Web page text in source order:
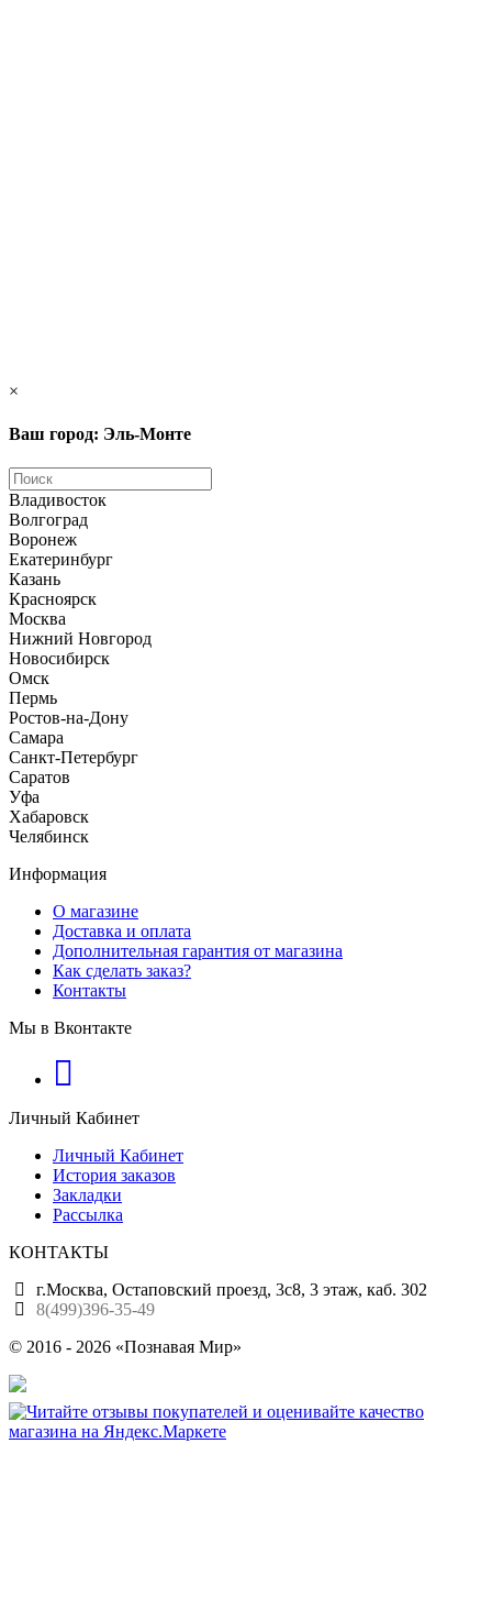
×
Ваш город: Эль-Монте
Владивосток
Волгоград
Воронеж
Екатеринбург
Казань
Красноярск
Москва
Нижний Новгород
Новосибирск
Омск
Пермь
Ростов-на-Дону
Самара
Санкт-Петербург
Саратов
Уфа
Хабаровск
Челябинск
Информация
О магазине
Доставка и оплата
Дополнительная гарантия от магазина
Как сделать заказ?
Контакты
Мы в Вконтакте
Личный Кабинет
Личный Кабинет
История заказов
Закладки
Рассылка
КОНТАКТЫ
г.Москва, Остаповский проезд, 3с8, 3 этаж, каб. 302
8(499)396-35-49
© 2016 - 2026 «Познавая Мир»